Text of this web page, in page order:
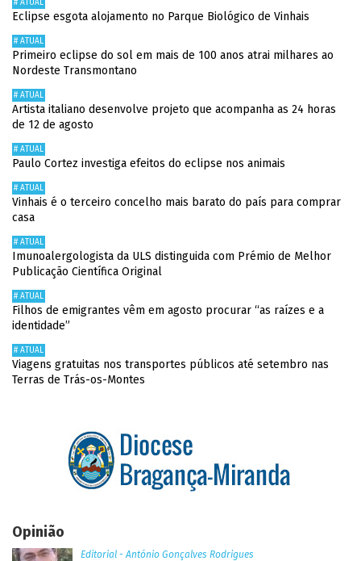
# ATUAL
Eclipse esgota alojamento no Parque Biológico de Vinhais
# ATUAL
Primeiro eclipse do sol em mais de 100 anos atrai milhares ao
Nordeste Transmontano
# ATUAL
Artista italiano desenvolve projeto que acompanha as 24 horas
de 12 de agosto
# ATUAL
Paulo Cortez investiga efeitos do eclipse nos animais
# ATUAL
Vinhais é o terceiro concelho mais barato do país para comprar
casa
# ATUAL
Imunoalergologista da ULS distinguida com Prémio de Melhor
Publicação Científica Original
# ATUAL
Filhos de emigrantes vêm em agosto procurar “as raízes e a
identidade”
# ATUAL
Viagens gratuitas nos transportes públicos até setembro nas
Terras de Trás-os-Montes
Opinião
Editorial - António Gonçalves Rodrigues